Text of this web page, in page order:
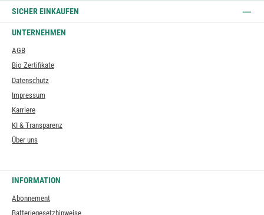
SICHER EINKAUFEN
UNTERNEHMEN
AGB
Bio Zertifikate
Datenschutz
Impressum
Karriere
KI & Transparenz
Über uns
INFORMATION
Abonnement
Batteriegesetzhinweise